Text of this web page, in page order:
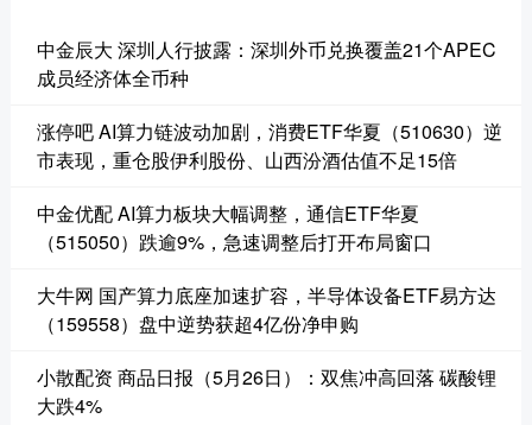
中金辰大 深圳人行披露：深圳外币兑换覆盖21个APEC
成员经济体全币种
涨停吧 AI算力链波动加剧，消费ETF华夏（510630）逆
市表现，重仓股伊利股份、山西汾酒估值不足15倍
中金优配 AI算力板块大幅调整，通信ETF华夏
（515050）跌逾9%，急速调整后打开布局窗口
大牛网 国产算力底座加速扩容，半导体设备ETF易方达
（159558）盘中逆势获超4亿份净申购
小散配资 商品日报（5月26日）：双焦冲高回落 碳酸锂
大跌4%